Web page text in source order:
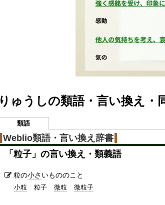
りゅうしの類語・言い換え・
類語
Weblio類語・言い換え辞書
「 粒子 」の言い換え・類義語
粒の小さ いもののこと
小粒 粒子 微粒 微粒子